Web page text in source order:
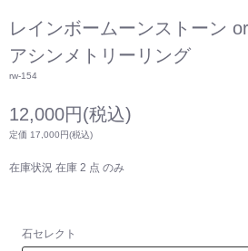
レインボームーンストーン
アシンメトリーリング
rw-154
12,000円(税込)
定価 17,000円(税込)
在庫状況 在庫 2 点 のみ
石セレクト